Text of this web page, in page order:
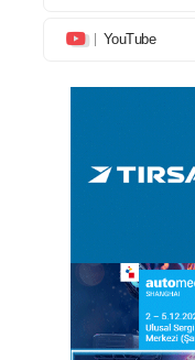
YouTube